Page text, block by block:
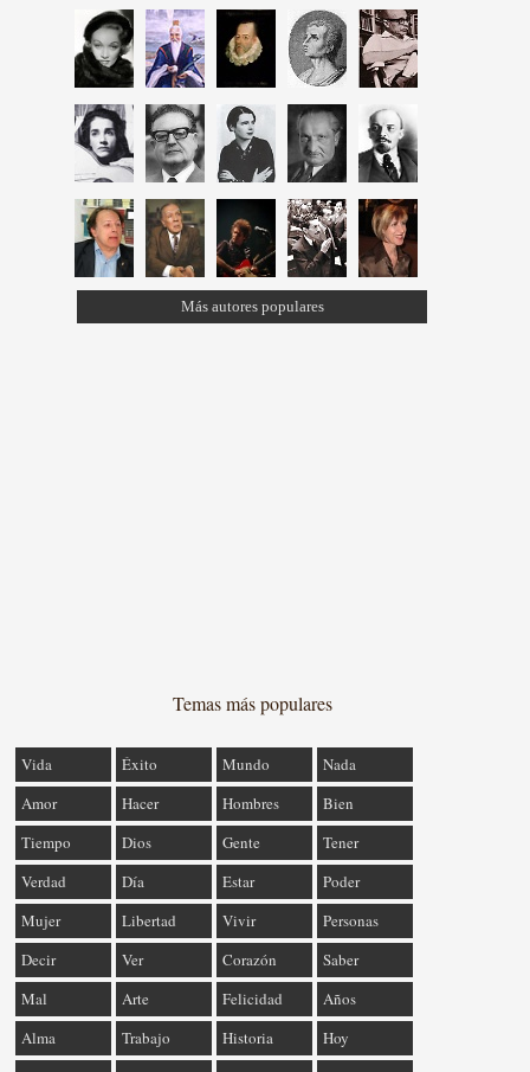
Más autores populares
Temas más populares
Vida Éxito Mundo
Nada
Amor
Hacer Hombres
Bien
Tiempo
Dios Gente
Tener
Verdad
Día Estar
Poder
Mujer
Libertad Vivir
Personas
Decir
Ver Corazón
Saber
Mal
Arte Felicidad
Años
Alma
Trabajo Historia
Hoy